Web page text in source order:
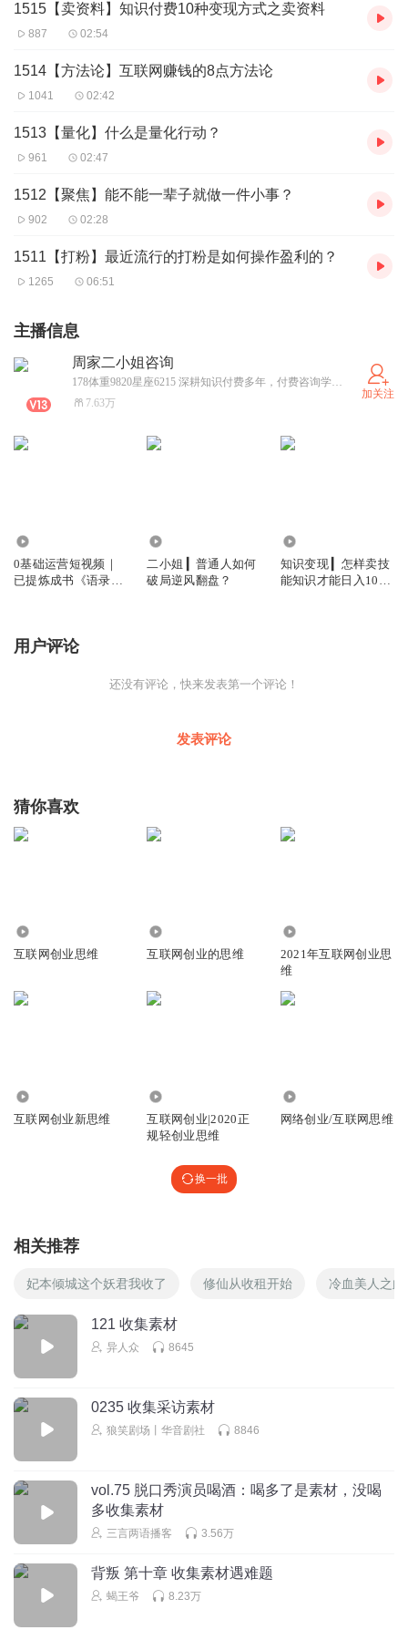
1515【卖资料】知识付费10种变现方式之卖资料
887 02:54
1514【方法论】互联网赚钱的8点方法论
1041 02:42
1513【量化】什么是量化行动？
961 02:47
1512【聚焦】能不能一辈子就做一件小事？
902 02:28
1511【打粉】最近流行的打粉是如何操作盈利的？
1265 06:51
主播信息
周家二小姐咨询
178体重9820星座6215 深耕知识付费多年，付费咨询学员1422位，ximi团会员1489位，抖音14万粉。这些年一直践行聚焦文化，著有两书《语录2000解》《玩赚知识付费》168元/本，咨询800元/次。法不轻传，道不贱卖，不收费吸引来的都是仇人。
7.63万
加关注
0基础运营短视频｜
已提炼成书《语录
二小姐 ▎普通人如何
破局逆风翻盘？
知识变现 ▎怎样卖技
能知识才能日入1000
用户评论
还没有评论，快来发表第一个评论！
发表评论
猜你喜欢
互联网创业思维 互联网创业的思维
2021年互联网创业思
维
互联网创业新思维
互联网创业|2020正
规轻创业思维
网络创业/互联网思维
换一批
相关推荐
妃本倾城这个妖君我收了 修仙从收租开始 冷血美人之
121 收集素材
异人众 8645
0235 收集采访素材
狼笑剧场丨华音剧社 8846
vol.75 脱口秀演员喝酒：喝多了是素材，没喝
多收集素材
三言两语播客 3.56万
背叛 第十章 收集素材遇难题
蝎王爷 8.23万